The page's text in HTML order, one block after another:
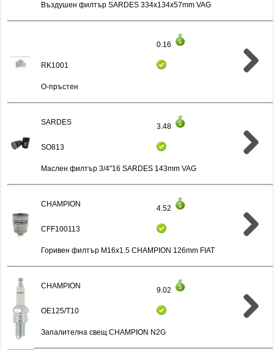
Въздушен филтър SARDES 334x134x57mm VAG
0.16
RK1001
О-пръстен
SARDES 3.48
SO813
Маслен филтър 3/4"16 SARDES 143mm VAG
CHAMPION 4.52
CFF100113
Горивен филтър M16x1.5 CHAMPION 126mm FIAT
CHAMPION 9.02
OE125/T10
Запалителна свещ CHAMPION N2G